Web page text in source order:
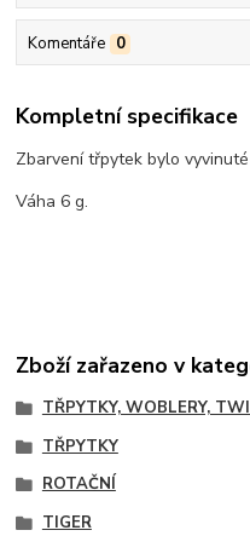
Komentáře 0
Kompletní specifikace
Zbarvení třpytek bylo
Váha 6 g.
Zboží zařazeno v
TŘPYTKY, WOBLERY,
TŘPYTKY
ROTAČNÍ
TIGER